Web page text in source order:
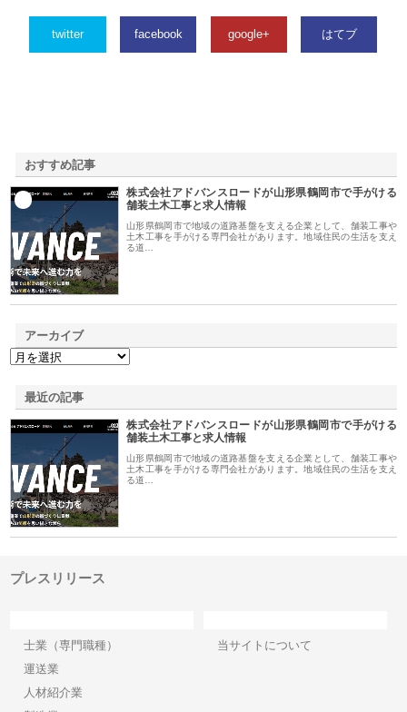
twitter facebook google+ はてブ
おすすめ記事
株式会社アドバンスロードが山形県鶴岡市で手がける
舗装土木工事と求人情報
山形県鶴岡市で地域の道路基盤を支える企業として、舗装工事や
土木工事を手がける専門会社があります。地域住民の生活を支え
る道…
アーカイブ
最近の記事
株式会社アドバンスロードが山形県鶴岡市で手がける
舗装土木工事と求人情報
山形県鶴岡市で地域の道路基盤を支える企業として、舗装工事や
土木工事を手がける専門会社があります。地域住民の生活を支え
る道…
プレスリリース
士業（専門職種）
運送業
人材紹介業
当サイトについて